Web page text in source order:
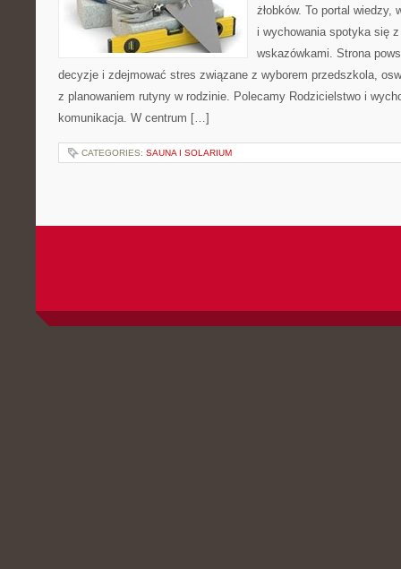
żłobków. To portal
i wychowania spotyka się
wskazówkami. Strona
decyzje i zdejmować stres związane z wyborem przedszkola,
z planowaniem rutyny w rodzinie. Polecamy Rodzicielstwo i
komunikacja. W centrum […]
CATEGORIES: SAUNA I SOLARIUM